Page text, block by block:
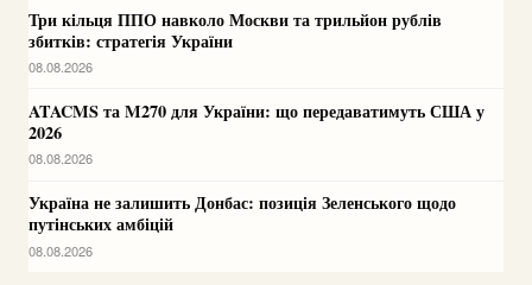
Три кільця ППО навколо Москви та трильйон рублів
збитків: стратегія України
08.08.2026
ATACMS та M270 для України: що передаватимуть США у
2026
08.08.2026
Україна не залишить Донбас: позиція Зеленського щодо
путінських амбіцій
08.08.2026